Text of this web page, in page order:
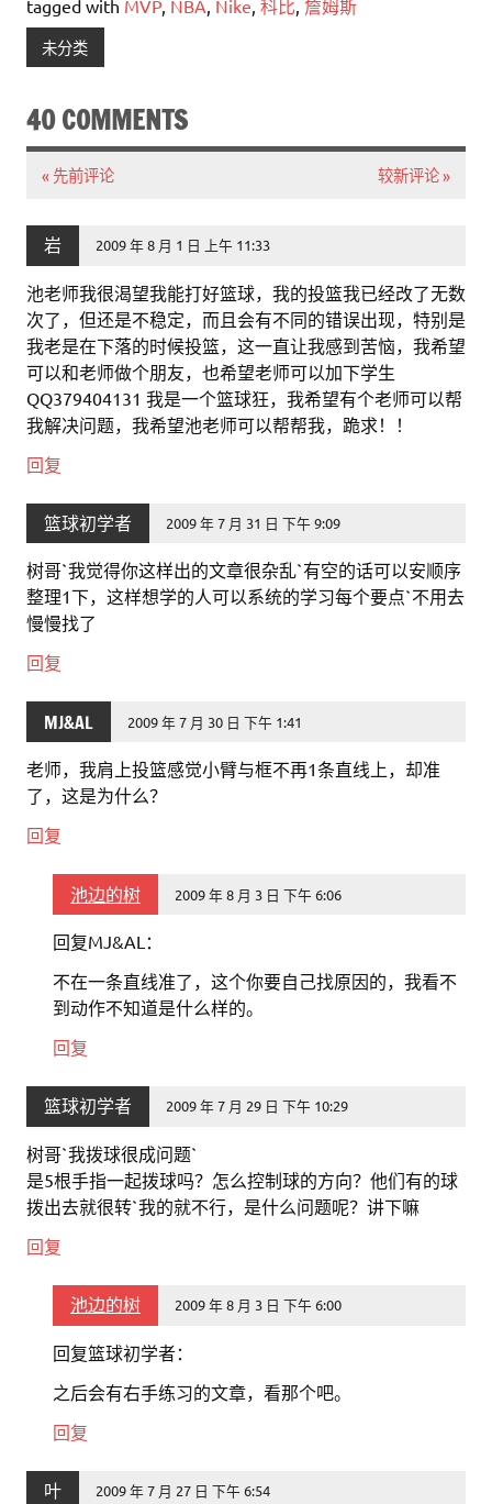
tagged with MVP, NBA, Nike, 科比, 詹姆斯
未分类
40 COMMENTS
« 先前评论 较新评论 »
岩 2009 年 8 月 1 日 上午 11:33
池老师我很渴望我能打好篮球，我的投篮我已经改了无数
次了，但还是不稳定，而且会有不同的错误出现，特别是
我老是在下落的时候投篮，这一直让我感到苦恼，我希望
可以和老师做个朋友，也希望老师可以加下学生
QQ379404131 我是一个篮球狂，我希望有个老师可以帮
我解决问题，我希望池老师可以帮帮我，跪求！！
回复
篮球初学者 2009 年 7 月 31 日 下午 9:09
树哥`我觉得你这样出的文章很杂乱`有空的话可以安顺序
整理1下，这样想学的人可以系统的学习每个要点`不用去
慢慢找了
回复
MJ&AL 2009 年 7 月 30 日 下午 1:41
老师，我肩上投篮感觉小臂与框不再1条直线上，却准
了，这是为什么？
回复
池边的树 2009 年 8 月 3 日 下午 6:06
回复MJ&AL：
不在一条直线准了，这个你要自己找原因的，我看不
到动作不知道是什么样的。
回复
篮球初学者 2009 年 7 月 29 日 下午 10:29
树哥`我拨球很成问题`
是5根手指一起拨球吗？怎么控制球的方向？他们有的球
拨出去就很转`我的就不行，是什么问题呢？讲下嘛
回复
池边的树 2009 年 8 月 3 日 下午 6:00
回复篮球初学者：
之后会有右手练习的文章，看那个吧。
回复
叶 2009 年 7 月 27 日 下午 6:54